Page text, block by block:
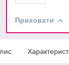
Приховати